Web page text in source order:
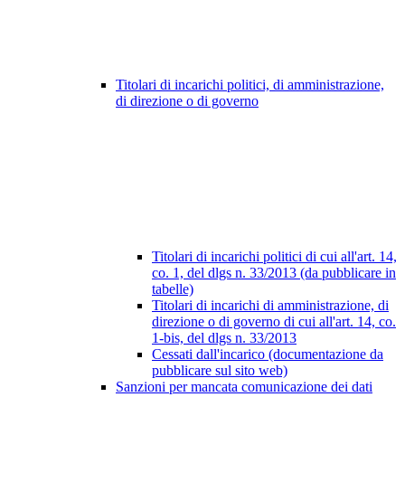
Titolari di incarichi politici, di amministrazione,
di direzione o di governo
Titolari di incarichi politici di cui all'art. 14,
co. 1, del dlgs n. 33/2013 (da pubblicare in
tabelle)
Titolari di incarichi di amministrazione, di
direzione o di governo di cui all'art. 14, co.
1-bis, del dlgs n. 33/2013
Cessati dall'incarico (documentazione da
pubblicare sul sito web)
Sanzioni per mancata comunicazione dei dati